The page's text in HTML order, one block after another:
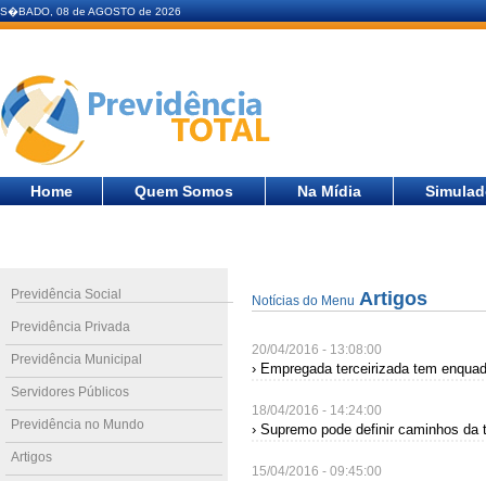
S�BADO, 08 de AGOSTO de 2026
Home Quem Somos Na Mídia
Previdência Social
Previdência Privada
Previdência Municipal
Servidores Públicos
Previdência no Mundo
Artigos
Notícias do Menu Artigos
20/04/2016 - 13:08:00
› Empregada terceirizada tem
18/04/2016 - 14:24:00
› Supremo pode definir caminhos da
15/04/2016 - 09:45:00